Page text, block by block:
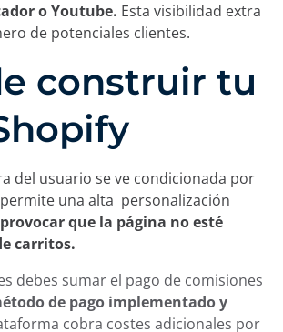
o Youtube. Esta visibilidad extra
de potenciales clientes.
construir tu
del usuario se ve condicionada por
una alta personalización
provocar que la página no esté
carritos.
debes sumar el pago de comisiones
de pago implementado y
cobra costes adicionales por